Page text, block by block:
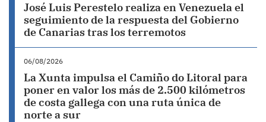
José Luis Perestelo realiza en Venezuela el
seguimiento de la respuesta del Gobierno
de Canarias tras los terremotos
06/08/2026
La Xunta impulsa el Camiño do Litoral para
poner en valor los más de 2.500 kilómetros
de costa gallega con una ruta única de
norte a sur